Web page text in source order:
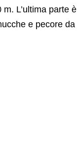
L’ultima parte
e pecore da